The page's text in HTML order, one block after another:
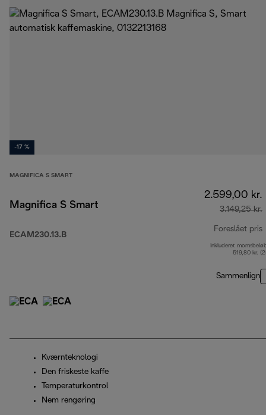
-17 %
MAGNIFICA S SMART
Magnifica S Smart
ECAM230.13.B
2.599,00 kr.
3.149,25 kr.
Foreslået pris
Inkluderet
519,80 kr.
Sammenlign
Kværnteknologi
Den friskeste kaffe
Temperaturkontrol
Nem rengøring